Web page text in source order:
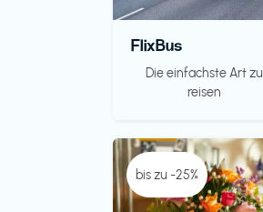
FlixBus
Die einfachste Art zu
reisen
bis zu -25%